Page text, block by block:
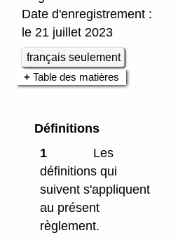
Date d'enregistrement :
le 21 juillet 2023
français seulement
Table des matières
Définitions
1
Les
définitions qui
suivent s'appliquent
au présent
règlement.